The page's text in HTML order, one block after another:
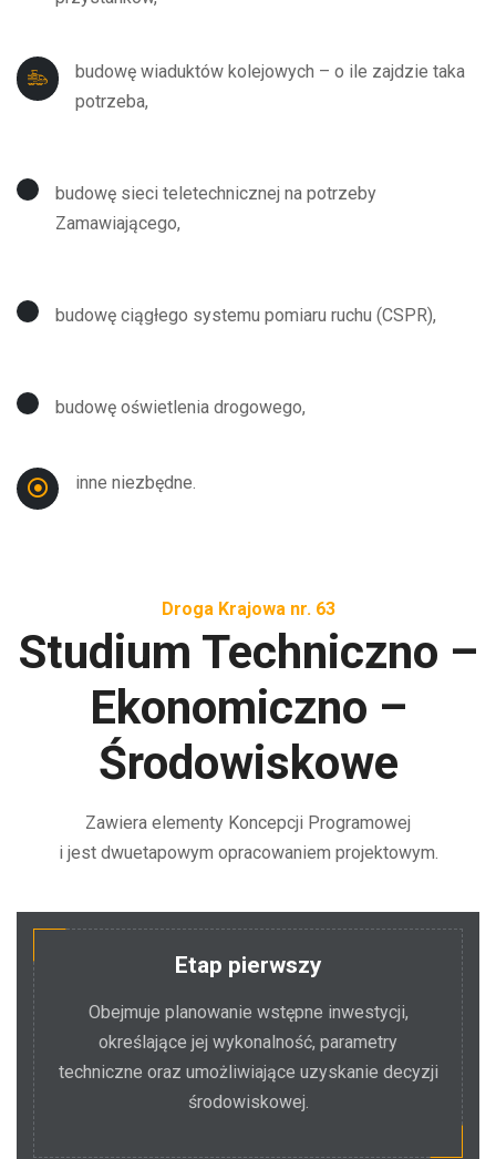
budowę wiaduktów kolejowych – o ile zajdzie taka
potrzeba,
budowę sieci teletechnicznej na potrzeby
Zamawiającego,
budowę ciągłego systemu pomiaru ruchu (CSPR),
budowę oświetlenia drogowego,
inne niezbędne.
Droga Krajowa nr. 63
Studium Techniczno –
Ekonomiczno –
Środowiskowe
Zawiera elementy Koncepcji Programowej
i jest dwuetapowym opracowaniem projektowym.
Etap pierwszy
Obejmuje planowanie wstępne inwestycji,
określające jej wykonalność, parametry
techniczne oraz umożliwiające uzyskanie decyzji
środowiskowej.